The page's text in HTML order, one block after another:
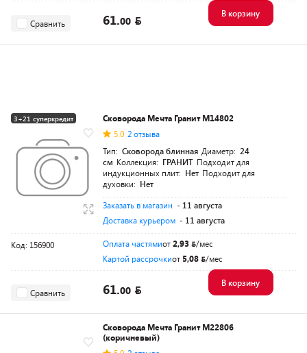
Сравнить 61.00
В корзину
3+21 суперкредит
Сковорода Мечта Гранит M14802
5.0 2 отзыва
Тип: Сковорода блинная Диаметр: 24
см Коллекция: ГРАНИТ Подходит для
индукционных плит: Нет Подходит для
духовки: Нет
Заказать в магазин - 11 августа
Доставка курьером - 11 августа
Код: 156900 Оплата частямиот2,93
/мес
Картой рассрочкиот 5,08 /мес
Сравнить 61.00
В корзину
Сковорода Мечта Гранит M22806
(коричневый)